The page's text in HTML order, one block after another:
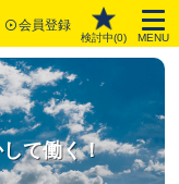
会員登録
検討中(0) MENU
て働く！